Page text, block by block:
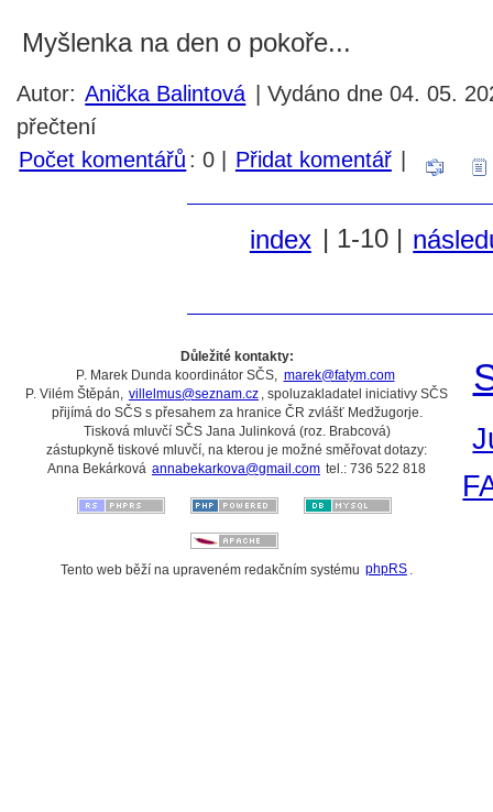
Myšlenka na den o pokoře...
Autor: Anička Balintová | Vydáno dne 04. 05.
přečtení
Počet komentářů : 0 | Přidat komentář |
index | 1-10 |
Důležité kontakty:
P. Marek Dunda koordinátor SČS,
marek@fatym.com
P. Vilém Štěpán,
villelmus@seznam.cz
, spoluzakladatel iniciativy SČS
přijímá do SČS s přesahem za hranice ČR zvlášť Medžugorje.
Tisková mluvčí SČS Jana Julinková (roz. Brabcová)
zástupkyně tiskové mluvčí, na kterou je možné směřovat dotazy:
Anna Bekárková annabekarkova@gmail.com tel.: 736 522 818
Tento web běží na upraveném redakčním systému phpRS